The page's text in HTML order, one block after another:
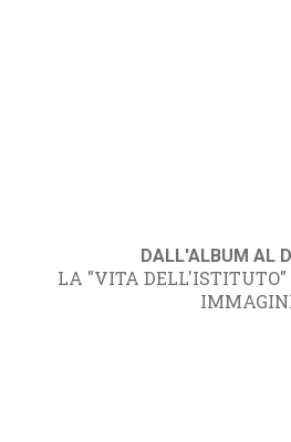
DALL'ALBUM AL
LA "VITA DELL'ISTITUTO"